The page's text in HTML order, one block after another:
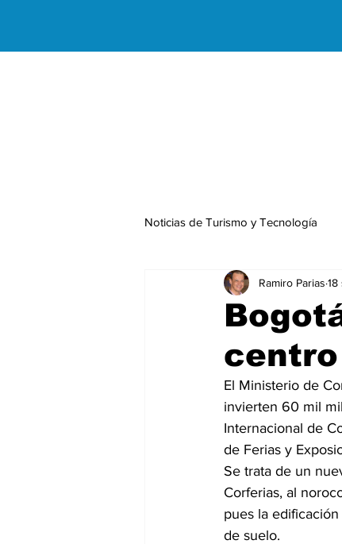
Noticias de Turismo y Tecnología
Negocios Internacionales
Ramiro Parias 18
El Ministerio de
invierten 60 mil
Internacional de
de Ferias y
Se trata de un
Corferias, al
pues la
de suelo.